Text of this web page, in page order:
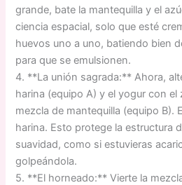
grande, bate la mantequilla y el
ciencia espacial, solo que esté
huevos uno a uno, batiendo bien
para que se emulsionen.
4. **La unión sagrada:** Ahora,
harina (equipo A) y el yogur con el
mezcla de mantequilla (equipo B).
harina. Esto protege la estructura
suavidad, como si estuvieras
golpeándola.
5. **El horneado:** Vierte la